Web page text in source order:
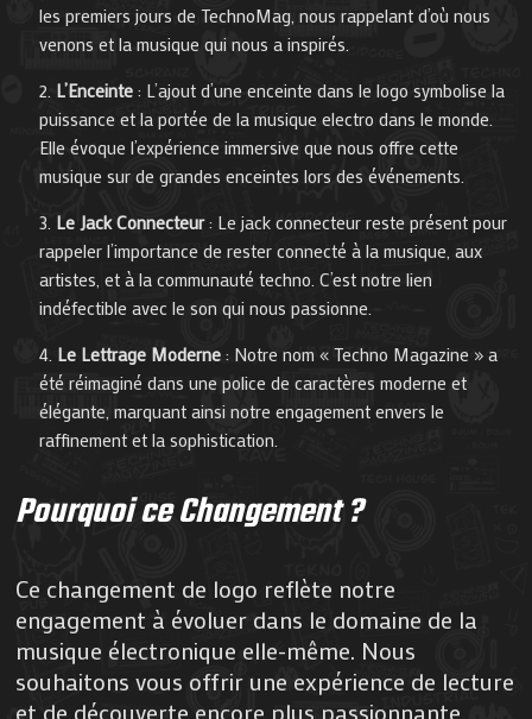
les premiers jours de TechnoMag, nous rappelant d’où nous
venons et la musique qui nous a inspirés.
L’Enceinte: L’ajout d’une enceinte dans le logo symbolise la
puissance et la portée de la musique electro dans le monde.
Elle évoque l’expérience immersive que nous offre cette
musique sur de grandes enceintes lors des événements.
Le Jack Connecteur: Le jack connecteur reste présent pour
rappeler l’importance de rester connecté à la musique, aux
artistes, et à la communauté techno. C’est notre lien
indéfectible avec le son qui nous passionne.
Le Lettrage Moderne : Notre nom « Techno Magazine » a
été réimaginé dans une police de caractères moderne et
élégante, marquant ainsi notre engagement envers le
raffinement et la sophistication.
Pourquoi ce Changement ?
Ce changement de logo reflète notre
engagement à évoluer dans le domaine de la
musique électronique elle-même. Nous
souhaitons vous offrir une expérience de lecture
et de découverte encore plus passionnante,